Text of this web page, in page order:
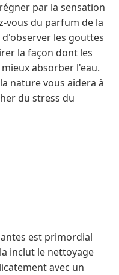
par la sensation
vous du parfum de la
les gouttes
la façon dont les
absorber l'eau.
nature vous aidera à
du stress du
est primordial
inclut le nettoyage
avec un